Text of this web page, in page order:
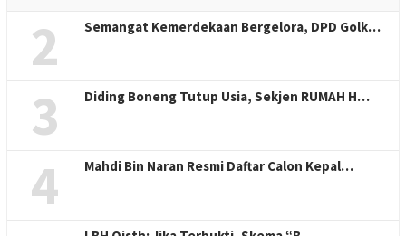
2 Semangat Kemerdekaan Bergelora, DPD Golk…
3 Diding Boneng Tutup Usia, Sekjen RUMAH H…
4 Mahdi Bin Naran Resmi Daftar Calon Kepal…